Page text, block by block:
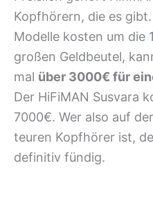
Kopfhörern, die es
Modelle kosten um die
großen Geldbeutel,
mal über 3000€ für
Der HiFiMAN Susvara
7000€. Wer also auf
teuren Kopfhörer ist,
definitiv fündig.